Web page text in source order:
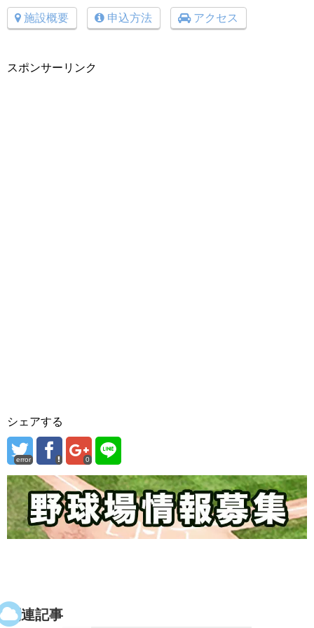
施設概要 申込方法 アクセス
スポンサーリンク
シェアする
error 0
関連記事